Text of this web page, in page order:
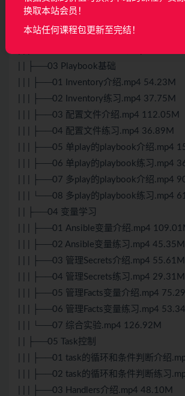
| | | ├──01 Ansible介绍.mp4 164.77M
| | | ├──02 Ansible安装介绍.mp4
| | ├──03 Playbook基础
| | | ├──01 Inventory介绍.mp4 54.23M
| | | ├──02 Inventory练习.mp4 37.75M
| | | ├──03 配置文件介绍.mp4 112.05M
| | | ├──04 配置文件练习.mp4 36.89M
| | | ├──05 单play的playbook介绍.mp4
| | | ├──06 单play的playbook练习.mp4
| | | ├──07 多play的playbook介绍.mp4
| | | └──08 多play的playbook练习.mp4
| | ├──04 变量学习
| | | ├──01 Ansible变量介绍.mp4
| | | ├──02 Ansible变量练习.mp4 45.35M
| | | ├──03 管理Secrets介绍.mp4 55.61M
| | | ├──04 管理Secrets练习.mp4 29.31M
| | | ├──05 管理Facts变量介绍.mp4
| | | ├──06 管理Facts变量练习.mp4
| | | └──07 综合实验.mp4 126.92M
| | ├──05 Task控制
| | | ├──01 task的循环和条件判断介绍
| | | ├──02 task的循环和条件判断练习
| | | ├──03 Handlers介绍.mp4 48.10M
换取本站会员！
本站任何课程包更新至完结！